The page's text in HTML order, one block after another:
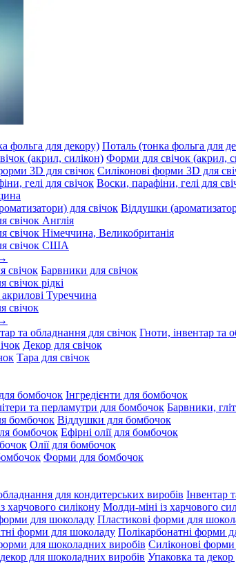
Поталь (тонка фольга для
Форми для свічок (акрил,
Силіконові форми 3D для
Воски, парафіни, гелі для
Віддушки
свічок Англія
свічок Німеччина, Великобританія
свічок США
Барвники для свічок
рідкі
Туреччина
свічок
Гноти, інвентар та
Декор для свічок
Тара для свічок
Інгредієнти для бомбочок
Барвники,
Віддушки для бомбочок
Ефірні олії для бомбочок
Олії для бомбочок
Форми для бомбочок
Інвентар
Молди-міні із харчового
Пластикові форми для
Полікарбонатні форми
Силіконові
Упаковка та